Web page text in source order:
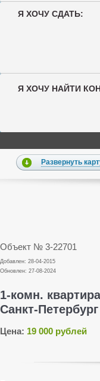
Я ХОЧУ СДАТЬ:
Я ХОЧУ НАЙТИ
Развернуть
Объект № 3-22701
Добавлен: 28-04-2015
Обновлен: 27-08-2024
1-комн.
Санкт-
Цена: 19 000 рублей